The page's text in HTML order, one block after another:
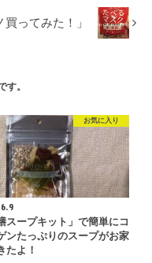
ってみた！」
す。
お気に入り
スープキット」で簡単にコ
ンたっぷりのスープがお家
たよ！